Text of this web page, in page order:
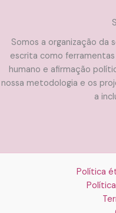
Somos a organização da
escrita como
humano e afirmação
nossa metodologia e os
a
Política